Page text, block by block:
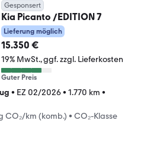
Gesponsert
Kia Picanto /EDITION 7
Lieferung möglich
15.350 €
19% MwSt. ggf. zzgl. Lieferkosten
Guter Preis
• EZ 02/2026• 1.770 km •
CO₂/km (komb.) • CO₂-Klasse